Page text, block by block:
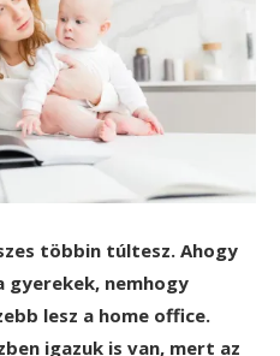
többin túltesz. Ahogy
gyerekek, nemhogy
lesz a home office.
igazuk is van, mert az